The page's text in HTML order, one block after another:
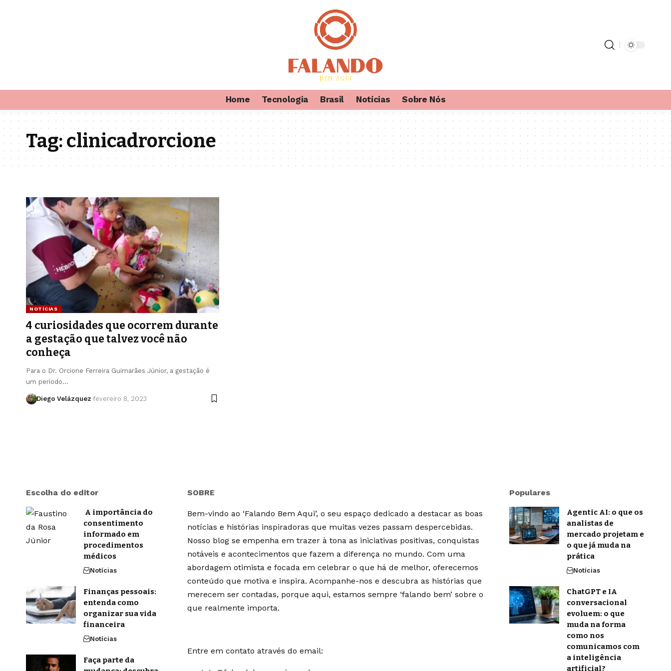
Home Tecnologia Brasil Notícias Sobre Nós
Tag:clinicadrorcione
NOTÍCIAS
4 curiosidades que ocorrem durante
a gestação que talvez você não
conheça
Para o Dr. Orcione Ferreira Guimarães Júnior, a gestação é
um período…
Diego Velázquez fevereiro 8, 2023
Escolha do editor
A importância do
consentimento
informado em
procedimentos
médicos
Notícias
Finanças pessoais:
entenda como
organizar sua vida
financeira
Notícias
Faça parte da
SOBRE
Bem-vindo ao ‘Falando Bem Aqui’, o seu espaço dedicado a destacar as boas
notícias e histórias inspiradoras que muitas vezes passam despercebidas.
Nosso blog se empenha em trazer à tona as iniciativas positivas, conquistas
notáveis e acontecimentos que fazem a diferença no mundo. Com uma
abordagem otimista e focada em celebrar o que há de melhor, oferecemos
conteúdo que motiva e inspira. Acompanhe-nos e descubra as histórias que
merecem ser contadas, porque aqui, estamos sempre ‘falando bem’ sobre o
que realmente importa.
Entre em contato através do email:
Populares
Agentic AI: o que os
analistas de
mercado projetam e
o que já muda na
prática
Notícias
ChatGPT e IA
conversacional
evoluem: o que
muda na forma
como nos
comunicamos com
a inteligência
artificial?